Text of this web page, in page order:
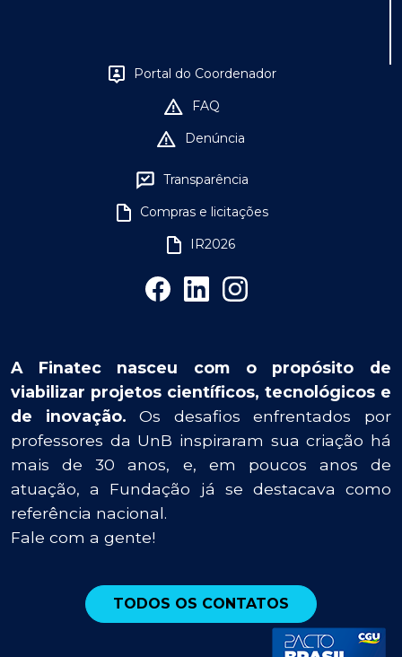
Portal do Coordenador
FAQ
Denúncia
Transparência
Compras e licitações
IR2026
A Finatec nasceu com o propósito de
viabilizar projetos científicos, tecnológicos e
de inovação. Os desafios enfrentados por
professores da UnB inspiraram sua criação há
mais de 30 anos, e, em poucos anos de
atuação, a Fundação já se destacava como
referência nacional.
Fale com a gente!
TODOS OS CONTATOS